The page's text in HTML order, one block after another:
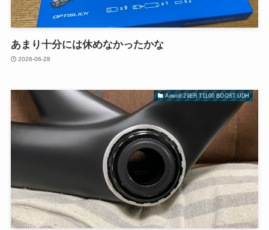
あまり十分には休めなかったかな
2026-06-28
Airwolf 29ER T1100 BOOST UDH